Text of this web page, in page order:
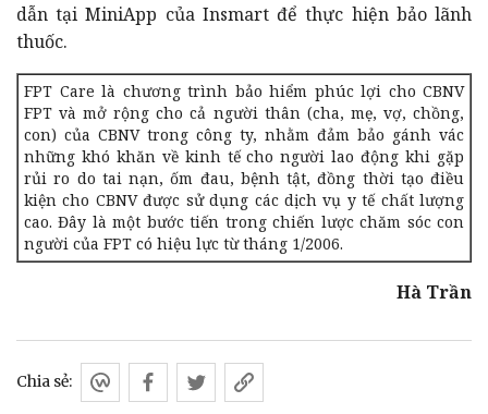
dẫn tại MiniApp của Insmart để thực hiện bảo lãnh
thuốc.
FPT Care là chương trình bảo hiểm phúc lợi cho CBNV
FPT và mở rộng cho cả người thân (cha, mẹ, vợ, chồng,
con) của CBNV trong công ty, nhằm đảm bảo gánh vác
những khó khăn về kinh tế cho người lao động khi gặp
rủi ro do tai nạn, ốm đau, bệnh tật, đồng thời tạo điều
kiện cho CBNV được sử dụng các dịch vụ y tế chất lượng
cao. Đây là một bước tiến trong chiến lược chăm sóc con
người của FPT có hiệu lực từ tháng 1/2006.
Hà Trần
Chia sẻ: